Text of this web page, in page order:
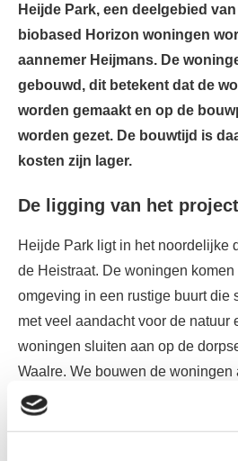
Heijde Park, een deelgebied
biobased Horizon woningen
aannemer Heijmans. De
gebouwd, dit betekent dat de
worden gemaakt en op de
worden gezet. De bouwtijd is
kosten zijn lager.
De ligging van het project
Heijde Park ligt in het noordelijke
de Heistraat. De woningen
omgeving in een rustige buurt die
met veel aandacht voor de natuur
woningen sluiten aan op de
Waalre. We bouwen de woningen
adressen: